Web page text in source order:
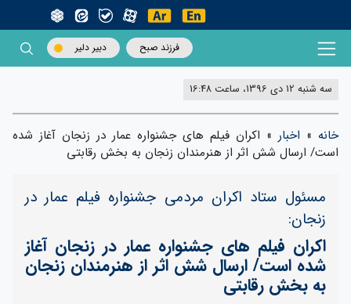
فرزند صبح دبیر دلیر
سه شنبه 12 دی 1396، ساعت 16:48
خانه » اخبار » اکران فیلم های جشنواره عمار در زنجان آغاز شده
است/ ارسال شش اثر از هنرمندان زنجان به بخش رقابتی
مسئول ستاد اکران مردمی جشنواره فیلم عمار در
زنجان:
اکران فیلم های جشنواره عمار در زنجان آغاز
شده است/ ارسال شش اثر از هنرمندان زنجان
به بخش رقابتی